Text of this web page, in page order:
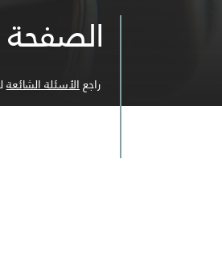
راجع الأسئلة الشائعة